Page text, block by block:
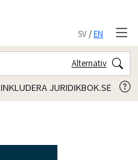
SV/EN
Alternativ
INKLUDERA JURIDIKBOK.SE